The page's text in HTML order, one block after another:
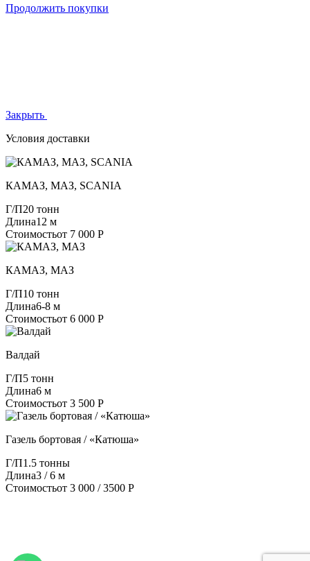
Продолжить покупки
Закрыть
Условия доставки
КАМАЗ, МАЗ, SCANIA
Г/П20 тонн
Длина12 м
Стоимостьот 7 000 Р
КАМАЗ, МАЗ
Г/П10 тонн
Длина6-8 м
Стоимостьот 6 000 Р
Валдай
Г/П5 тонн
Длина6 м
Стоимостьот 3 500 Р
Газель бортовая / «Катюша»
Г/П1.5 тонны
Длина3 / 6 м
Стоимостьот 3 000 / 3500 Р